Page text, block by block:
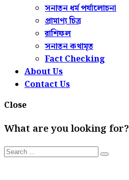
সনাতন ধর্ম পর্যালোচনা
প্রামাণ্য চিত্র
রাশিফল
সনাতন কথামৃত
Fact Checking
About Us
Contact Us
Close
What are you looking for?